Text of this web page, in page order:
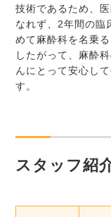
技術であるため、
なれず、2年間の臨
めて麻酔科を名乗
したがって、麻酔
んにとって安心し
す。
スタッフ紹